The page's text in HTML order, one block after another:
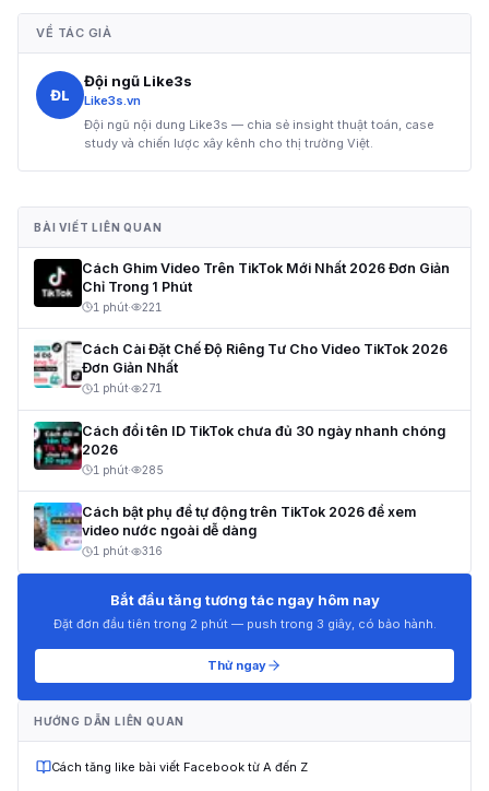
VỀ TÁC GIẢ
ĐL
Đội ngũ Like3s
Like3s.vn
Đội ngũ nội dung Like3s — chia sẻ insight thuật toán, case
study và chiến lược xây kênh cho thị trường Việt.
BÀI VIẾT LIÊN QUAN
Cách Ghim Video Trên TikTok Mới Nhất 2026 Đơn Giản
Chỉ Trong 1 Phút
1 phút· 221
Cách Cài Đặt Chế Độ Riêng Tư Cho Video TikTok 2026
Đơn Giản Nhất
1 phút· 271
Cách đổi tên ID TikTok chưa đủ 30 ngày nhanh chóng
2026
1 phút· 285
Cách bật phụ đề tự động trên TikTok 2026 để xem
video nước ngoài dễ dàng
1 phút· 316
Bắt đầu tăng tương tác ngay hôm nay
Đặt đơn đầu tiên trong 2 phút — push trong 3 giây, có bảo hành.
Thử ngay
HƯỚNG DẪN LIÊN QUAN
Cách tăng like bài viết Facebook từ A đến Z